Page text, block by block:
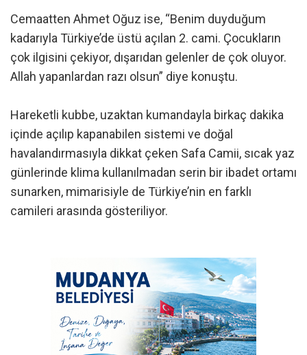
Cemaatten Ahmet Oğuz ise, “Benim duyduğum
kadarıyla Türkiye’de üstü açılan 2. cami. Çocukların
çok ilgisini çekiyor, dışarıdan gelenler de çok oluyor.
Allah yapanlardan razı olsun” diye konuştu.
Hareketli kubbe, uzaktan kumandayla birkaç dakika
içinde açılıp kapanabilen sistemi ve doğal
havalandırmasıyla dikkat çeken Safa Camii, sıcak yaz
günlerinde klima kullanılmadan serin bir ibadet ortamı
sunarken, mimarisiyle de Türkiye’nin en farklı
camileri arasında gösteriliyor.